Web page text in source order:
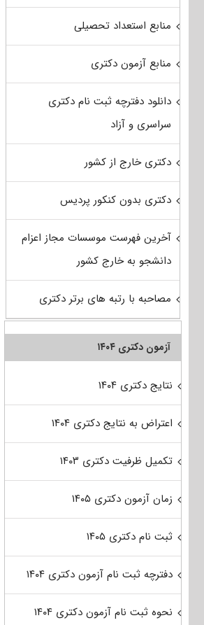
منابع استعداد تحصیلی
منابع آزمون دکتری
دانلود دفترچه ثبت نام دکتری
سراسری و آزاد
دکتری خارج از کشور
دکتری بدون کنکور پردیس
آخرین فهرست موسسات مجاز اعزام
دانشجو به خارج کشور
مصاحبه با رتبه های برتر دکتری
آزمون دکتری ۱۴۰۴
نتایج دکتری ۱۴۰۴
اعتراض به نتایج دکتری ۱۴۰۴
تکمیل ظرفیت دکتری ۱۴۰۳
زمان آزمون دکتری ۱۴۰۵
ثبت نام دکتری ۱۴۰۵
دفترچه ثبت نام آزمون دکتری ۱۴۰۴
نحوه ثبت نام آزمون دکتری ۱۴۰۴